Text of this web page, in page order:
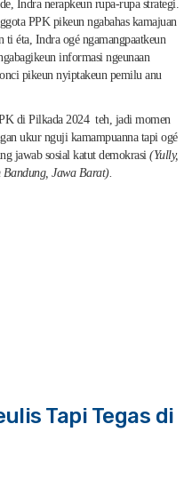
Indra nerapkeun rupa-rupa strategi.
PPK pikeun ngabahas kamajuan
ti éta, Indra ogé ngamangpaatkeun
informasi ngeunaan
pikeun nyiptakeun pemilu anu
di Pilkada 2024 teh, jadi momen
ukur nguji kamampuanna tapi ogé
jawab sosial katut demokrasi(Yully,
Jawa Barat).
Tapi Tegas di